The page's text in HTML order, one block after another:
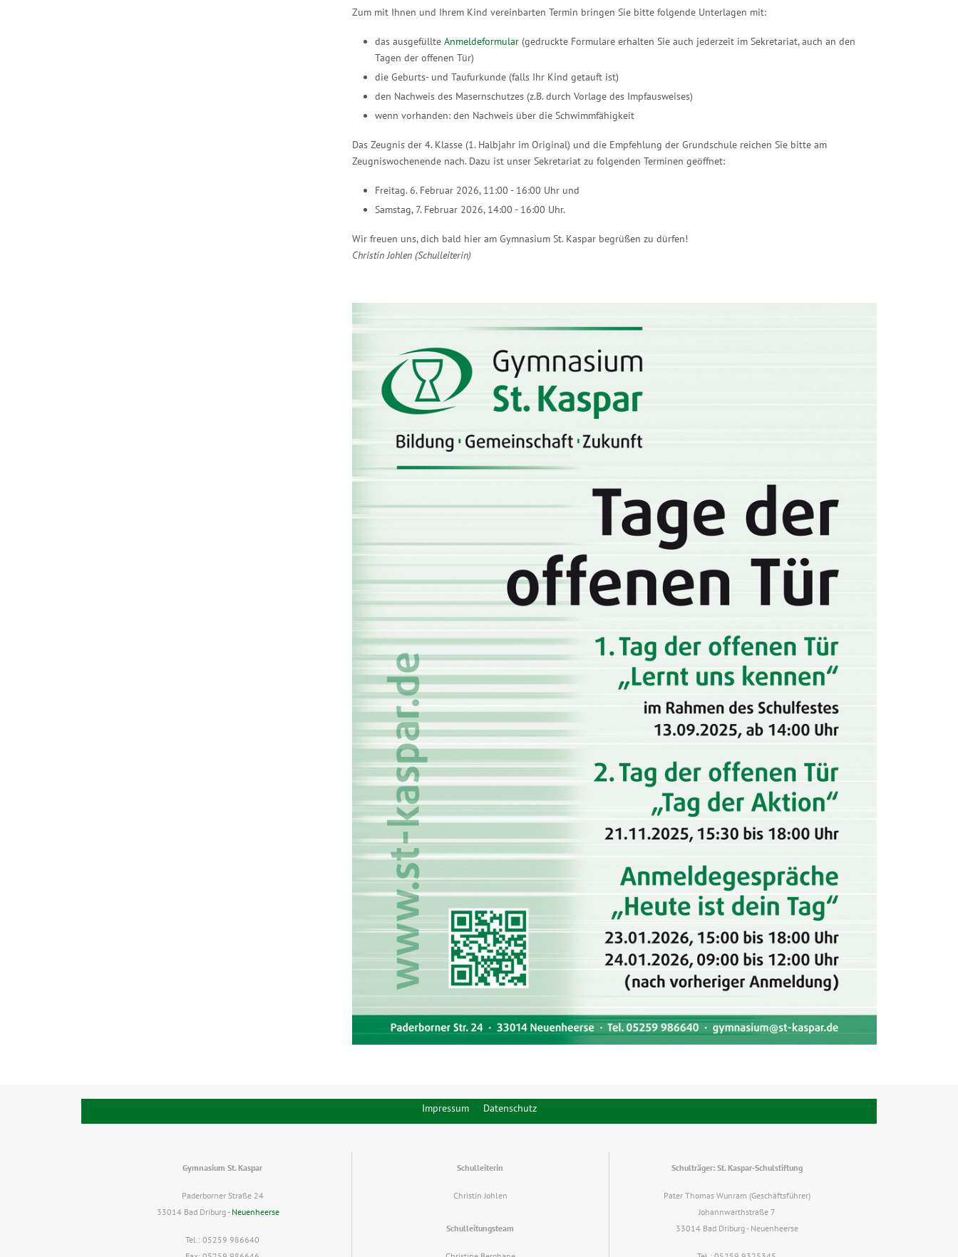
Zum mit Ihnen und Ihrem Kind vereinbarten Termin bringen Sie bitte folgende Unterlagen mit:
das ausgefüllte Anmeldeformular (gedruckte Formulare erhalten Sie auch jederzeit im Sekretariat, auch an den
Tagen der offenen Tür)
die Geburts- und Taufurkunde (falls Ihr Kind getauft ist)
den Nachweis des Masernschutzes (z.B. durch Vorlage des Impfausweises)
wenn vorhanden: den Nachweis über die Schwimmfähigkeit
Das Zeugnis der 4. Klasse (1. Halbjahr im Original) und die Empfehlung der Grundschule reichen Sie bitte am
Zeugniswochenende nach. Dazu ist unser Sekretariat zu folgenden Terminen geöffnet:
Freitag. 6. Februar 2026, 11:00 - 16:00 Uhr und
Samstag, 7. Februar 2026, 14:00 - 16:00 Uhr.
Wir freuen uns, dich bald hier am Gymnasium St. Kaspar begrüßen zu dürfen!
Christin Johlen (Schulleiterin)
Impressum Datenschutz
Gymnasium St. Kaspar
Paderborner Straße 24
33014 Bad Driburg - Neuenheerse
Tel.: 05259 986640
Schulleiterin
Christin Johlen
Schulleitungsteam
Schulträger: St. Kaspar-Schulstiftung
Pater Thomas Wunram (Geschäftsführer)
Johannwarthstraße 7
33014 Bad Driburg - Neuenheerse